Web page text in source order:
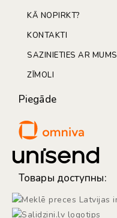
KĀ NOPIRKT?
KONTAKTI
SAZINIETIES AR MUMS
ZĪMOLI
Piegāde
Товары доступны: